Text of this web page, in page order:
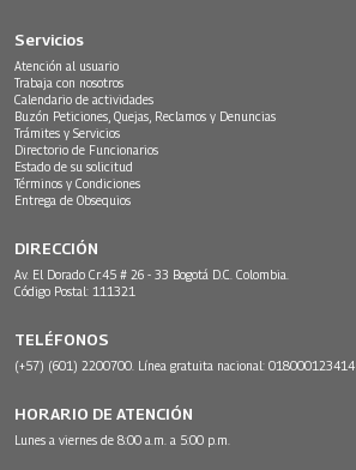
Servicios
Atención al usuario
Trabaja con nosotros
Calendario de actividades
Buzón Peticiones, Quejas, Reclamos y Denuncias
Trámites y Servicios
Directorio de Funcionarios
Estado de su solicitud
Términos y Condiciones
Entrega de Obsequios
DIRECCIÓN
Av. El Dorado Cr.45 # 26 - 33 Bogotá D.C. Colombia.
Código Postal: 111321
TELÉFONOS
(+57) (601) 2200700. Línea gratuita nacional: 018000123414
HORARIO DE ATENCIÓN
Lunes a viernes de 8:00 a.m. a 5:00 p.m.